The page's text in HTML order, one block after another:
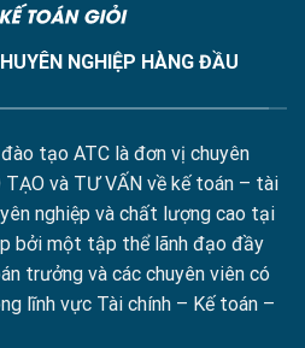
NGHIỆP HÀNG ĐẦU
tạo ATC là đơn vị chuyên
và TƯ VẤN về kế toán – tài
nghiệp và chất lượng cao tại
bởi một tập thể lãnh đạo đầy
trưởng và các chuyên viên có
lĩnh vực Tài chính – Kế toán –